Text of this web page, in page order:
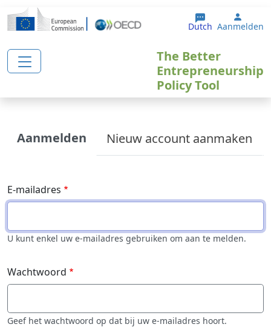
Overslaan en naar de inhoud gaan
Dutch User
Aanmelden
The Better
Entrepreneurship
Policy Tool
Primary tabs
Aanmelden Nieuw account aanmaken
E-mailadres
U kunt enkel uw e-mailadres gebruiken om aan te melden.
Wachtwoord
Geef het wachtwoord op dat bij uw e-mailadres hoort.